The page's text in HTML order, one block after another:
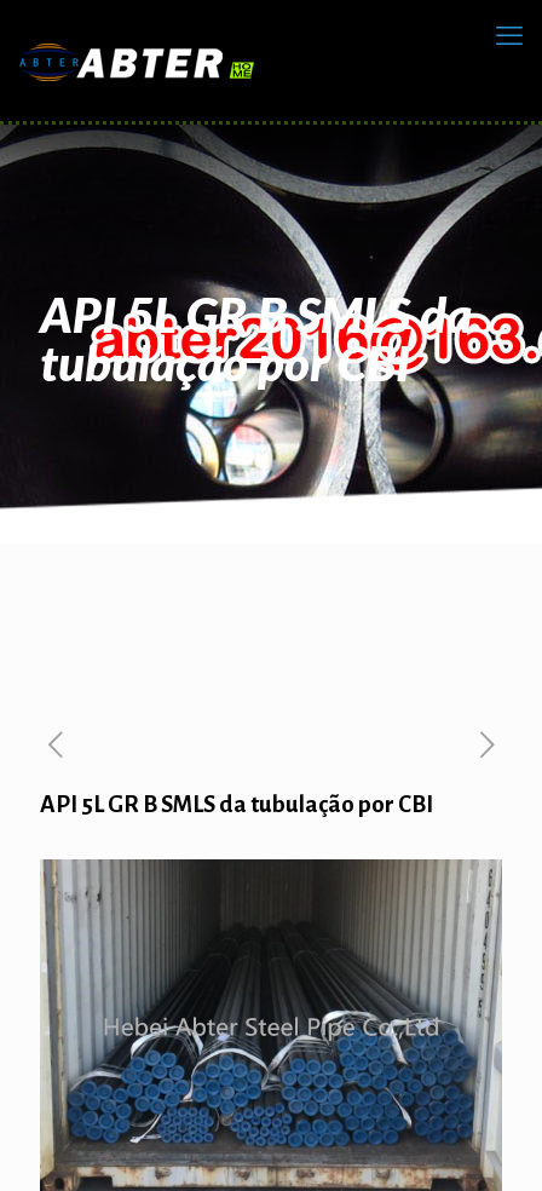
API 5L GR B SMLS da
tubulação por CBI
API 5L GR B SMLS da tubulação por CBI